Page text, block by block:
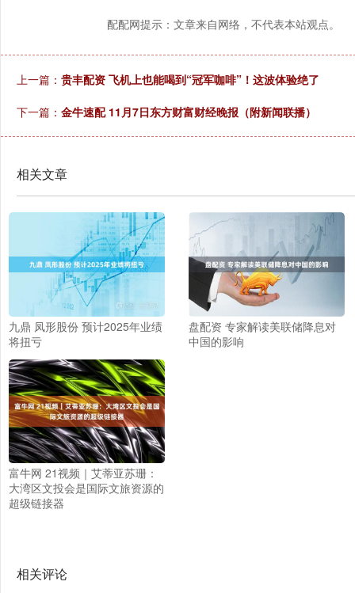
配配网提示：文章来自网络，不代表本站观点。
上一篇： 贵丰配资 飞机上也能喝到“冠军咖啡”！这波体验绝了
下一篇： 金牛速配 11月7日东方财富财经晚报（附新闻联播）
相关文章
九鼎 凤形股份 预计2025年业绩
将扭亏
盘配资 专家解读美联储降息对
中国的影响
富牛网 21视频｜艾蒂亚苏珊：
大湾区文投会是国际文旅资源的
超级链接器
相关评论